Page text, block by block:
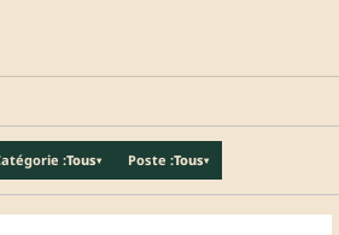
:Tous▾ Poste :Tous▾